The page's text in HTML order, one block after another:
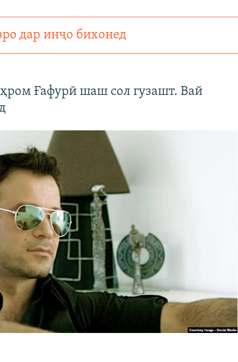
дар инҷо бихонед
Ғафурӣ шаш сол гузашт. Вай